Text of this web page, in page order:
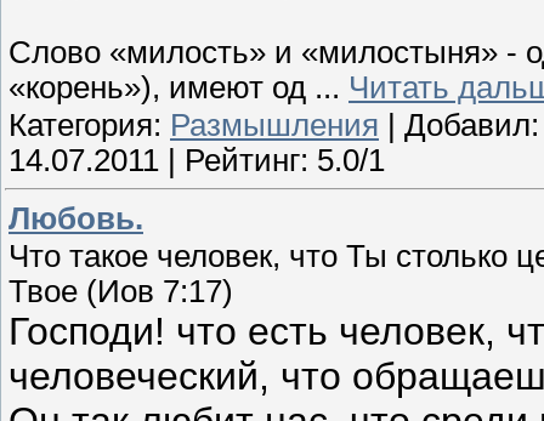
Слово «милость» и «милостыня» -
«корень»), имеют од ... Читать
Категория: Размышления |
14.07.2011 | Рейтинг: 5.0/1
Любовь.
Что такое человек, что Ты столько
Твое (Иов 7:17)
Господи! что есть человек,
человеческий, что